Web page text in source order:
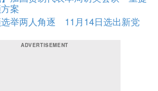
案
举两人角逐 11月14日选出新党